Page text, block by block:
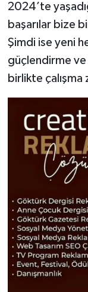
2024’te
başarılar bize
Şimdi ise yeni
güçlendirme
birlikte çalışma